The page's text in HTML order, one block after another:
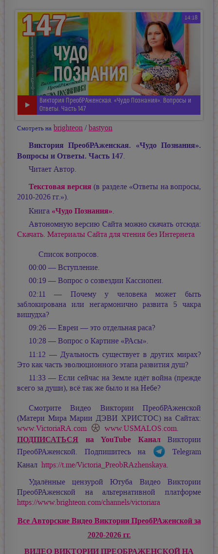
14:18
Виктория ПреобРАженская. «Чудо Познания». Вопросы и
Ответы. Часть 147
Смотреть на brighteon /bastyon
Виктория ПреобРАженская. «Чудо Познания».
Вопросы и Ответы. Часть 147.
Читает Автор.
Текстовая версия(в разделе «Ответы на вопросы,
2010-2026 гг.»).
Книга «Чудо Познания».
Автономную версию Сайта можно скачать отсюда:
Скачать. Материалы Сайта для чтения без Интернета
Список вопросов.
00:00 — Вступление.
00:19 — Вопрос о созвездии Кассиопеи.
02:11 — Почему у человека может быть
заблокирована или негармонично развита 5 чакра
вишудха?
09:26 — Евреи — это отдельная раса?
10:28 — Вопрос о Картине «РАсы».
11:12 — Дуальность существует в других мирах?
Это как часть эволюционного этапа развития душ?
11:33 — Если сейчас на Земле идёт война (прежде
всего за души), всё так же было и на Небе?
Смотрите Видео Виктории ПреобРАженской
(Матери МираМарии ДЭВИ ХРИСТОС) на Сайтах:
www.VictoriaRA.com
www.USMALOS.com.
ПОДПИСАТЬСЯ на YouTube КаналВиктории
ПреобРАженской. Подпишитесь на
Telegram
Канал https://t.me/Victoria_PreobRAzhenskaya.
Удалённые цензурой Ютуба Видео Виктории
ПреобРАженской на альтернативной платформе
https://www.brighteon.com/channels/victoriara
Все Авторские Видео Виктории ПреобРАженской за
2020-2026 гг.
ВИДЕО ВИКТОРИИ ПРЕОБРАЖЕНСКОЙ НА